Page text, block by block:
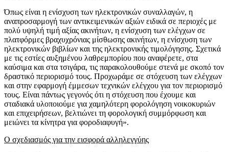
Όπως είναι η ενίσχυση των ηλεκτρονικών συναλλαγών, η
αναπροσαρμογή των αντικειμενικών αξιών ειδικά σε περιοχές με
πολύ υψηλή τιμή αξίας ακινήτων, η ενίσχυση των ελέγχων σε
πλατφόρμες βραχυχρόνιας μίσθωσης ακινήτων, η ενίσχυση των
ηλεκτρονικών βιβλίων και της ηλεκτρονικής τιμολόγησης. Σχετικά
με τις εστίες αυξημένου λαθρεμπορίου που αναφέρετε, στα
καύσιμα και στα τσιγάρα, τις παρακολουθούμε στενά με σκοπό τον
δραστικό περιορισμό τους. Προχωράμε σε στόχευση των ελέγχων
και στην εφαρμογή έμμεσων τεχνικών ελέγχου για τον περιορισμό
τους. Είναι πάντως γεγονός ότι η στόχευση που έχουμε και
σταδιακά υλοποιούμε για χαμηλότερη φορολόγηση νοικοκυριών
και επιχειρήσεων, βελτιώνει τη φορολογική συμμόρφωση και
μειώνει τα κίνητρα για φοροδιαφυγή».
Ο σχεδιασμός για την εισφορά αλληλεγγύης